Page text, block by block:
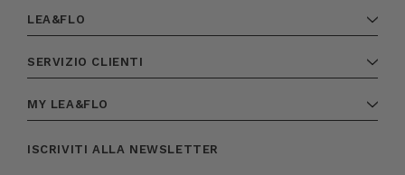
LEA&FLO
SERVIZIO CLIENTI
MY LEA&FLO
ISCRIVITI ALLA NEWSLETTER